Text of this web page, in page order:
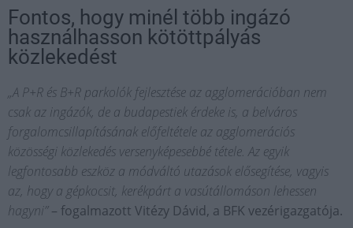
Fontos, hogy minél több ingázó
használhasson kötöttpályás
közlekedést
„A P+R és B+R parkolók fejlesztése az agglomerációban nem
csak az ingázók, de a budapestiek érdeke is, a belváros
forgalomcsillapításának előfeltétele az agglomerációs
közösségi közlekedés versenyképesebbé tétele. Az egyik
legfontosabb eszköz a módváltó utazások elősegítése, vagyis
az, hogy a gépkocsit, kerékpárt a vasútállomáson lehessen
hagyni”– fogalmazott Vitézy Dávid, a BFK vezérigazgatója.